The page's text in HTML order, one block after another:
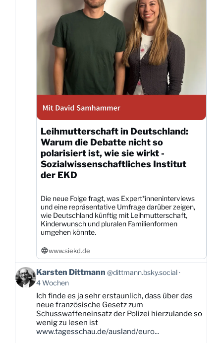
Leihmutterschaft in Deutschland:
Warum die Debatte nicht so
polarisiert ist, wie sie wirkt -
Sozialwissenschaftliches Institut
der EKD
Die neue Folge fragt, was Expert*inneninterviews
und eine repräsentative Umfrage darüber zeigen,
wie Deutschland künftig mit Leihmutterschaft,
Kinderwunsch und pluralen Familienformen
umgehen könnte.
www.siekd.de
Beitrag
von
Karsten
Dittmann
Bluesky
ansehen
Karsten Dittmann @dittmann.bsky.social
4 Wochen
Ich finde es ja sehr erstaunlich, dass über das
neue französische Gesetz zum
Schusswaffeneinsatz der Polizei hierzulande so
wenig zu lesen ist
www.tagesschau.de/ausland/euro...